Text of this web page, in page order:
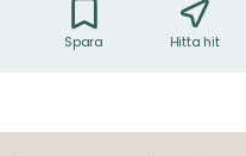
Spara Hitta hit